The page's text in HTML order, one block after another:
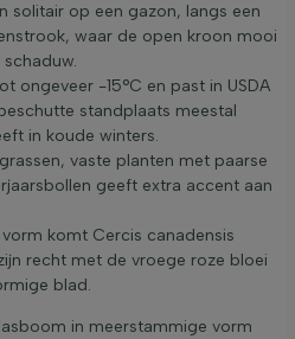
solitair op een gazon, langs een
waar de open kroon mooi
ongeveer -15°C en past in USDA
standplaats meestal
in koude winters.
vaste planten met paarse
geeft extra accent aan
komt Cercis canadensis
recht met de vroege roze bloei
blad.
in meerstammige vorm